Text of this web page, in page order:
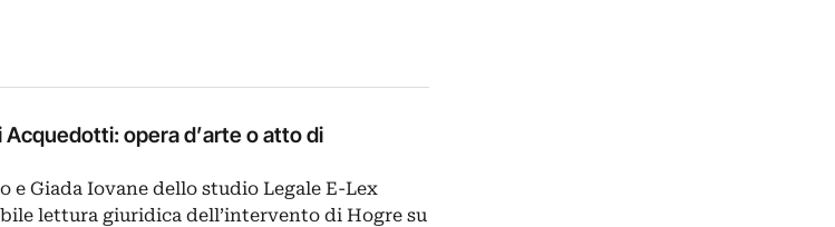
Acquedotti: opera d’arte o atto di
e Giada Iovane dello studio Legale E-Lex
lettura giuridica dell’intervento di Hogre su